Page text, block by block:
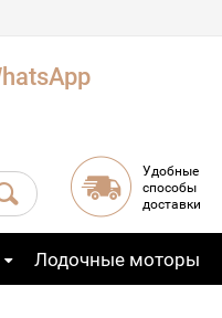
Удобные
способы
доставки
Лодочные моторы